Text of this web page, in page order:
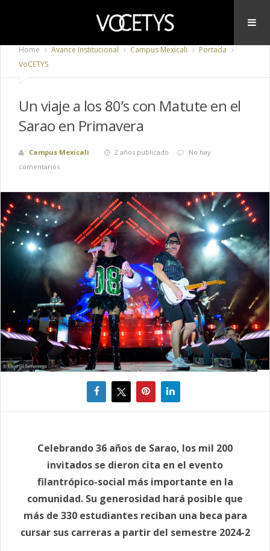
Home Avance Institucional Campus Mexicali
Portada
VoCETYS
Un viaje a los 80’s con Matute en el
Sarao en Primavera
Campus Mexicali 2 años publicado
No hay
comentarios
Celebrando 36 años de Sarao, los mil 200
invitados se dieron cita en el evento
filantrópico-social más importante en la
comunidad. Su generosidad hará posible que
más de 330 estudiantes reciban una beca para
cursar sus carreras a partir del semestre 2024-2